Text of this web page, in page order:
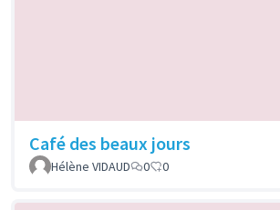
Café des beaux jours
Hélène VIDAUD
0 0